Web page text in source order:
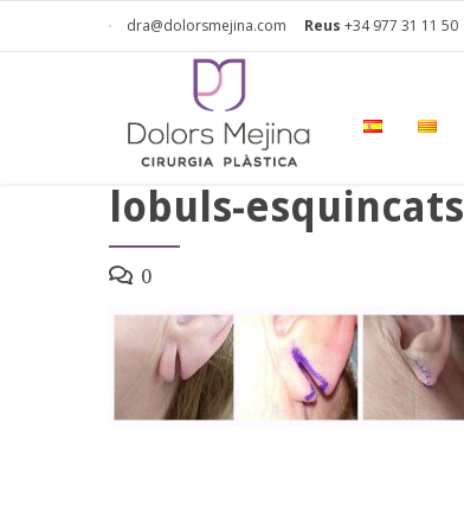
dra@dolorsmejina.com Reus +34 977 31 11 50
lobuls-esquincats
0